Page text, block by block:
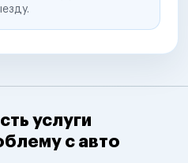
услуги
с авто